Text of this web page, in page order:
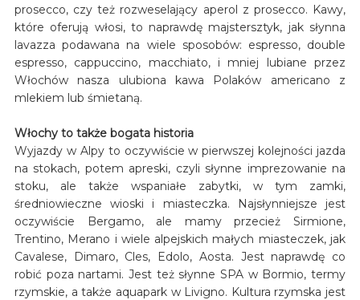
prosecco, czy też rozweselający aperol z prosecco. Kawy,
które oferują włosi, to naprawdę majstersztyk, jak słynna
lavazza podawana na wiele sposobów: espresso, double
espresso, cappuccino, macchiato, i mniej lubiane przez
Włochów nasza ulubiona kawa Polaków americano z
mlekiem lub śmietaną.
Włochy to także bogata historia
Wyjazdy w Alpy to oczywiście w pierwszej kolejności jazda
na stokach, potem apreski, czyli słynne imprezowanie na
stoku, ale także wspaniałe zabytki, w tym zamki,
średniowieczne wioski i miasteczka. Najsłynniejsze jest
oczywiście Bergamo, ale mamy przecież Sirmione,
Trentino, Merano i wiele alpejskich małych miasteczek, jak
Cavalese, Dimaro, Cles, Edolo, Aosta. Jest naprawdę co
robić poza nartami. Jest też słynne SPA w Bormio, termy
rzymskie, a także aquapark w Livigno. Kultura rzymska jest